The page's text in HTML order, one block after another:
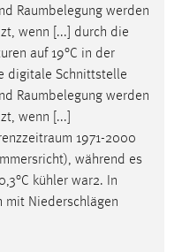
Raumbelegung werden
wenn [...] durch die
auf 19°C in der
digitale Schnittstelle
Raumbelegung werden
wenn [...]
1971-2000
während es
kühler war2. In
mit Niederschlägen